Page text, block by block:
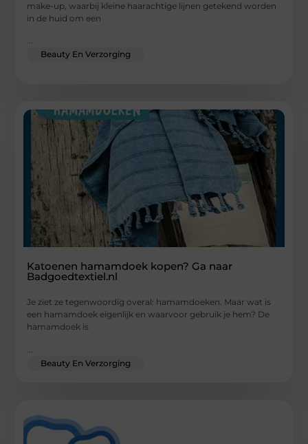
make-up, waarbij kleine haarachtige lijnen getekend worden
in de huid om een
...
Beauty En Verzorging
Katoenen hamamdoek kopen? Ga naar
Badgoedtextiel.nl
Je ziet ze tegenwoordig overal: hamamdoeken. Maar wat is
een hamamdoek eigenlijk en waarvoor gebruik je hem? De
hamamdoek is
Beauty En Verzorging